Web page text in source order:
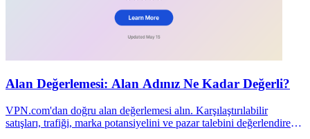
Alan Değerlemesi: Alan Adınız Ne Kadar Değerli?
VPN.com'dan doğru alan değerlemesi alın. Karşılaştırılabilir
satışları, trafiği, marka potansiyelini ve pazar talebini değerlendirerek